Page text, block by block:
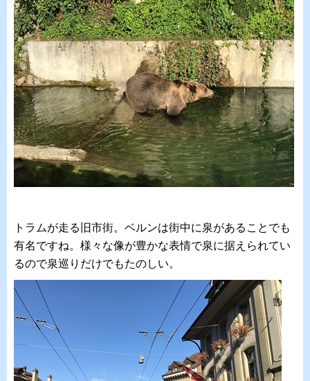
トラムが走る旧市街。ベルンは街中に泉があることでも
有名ですね。様々な像が豊かな表情で泉に据えられてい
るので泉巡りだけでもたのしい。